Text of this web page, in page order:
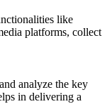
like
platforms, collect
analyze the key
in delivering a